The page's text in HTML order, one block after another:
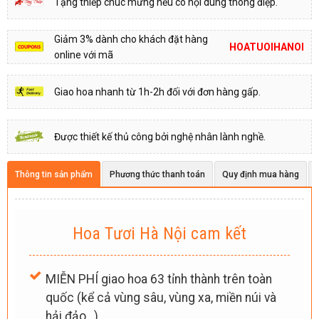
Giảm 3% dành cho khách đặt hàng
online với mã
HOATUOIHANOI
Giao hoa nhanh từ 1h-2h đối với đơn hàng gấp.
Được thiết kế thủ công bởi nghệ nhân lành nghề.
Thông tin sản phẩm Phương thức thanh toán Quy định mua hàng
Hoa Tươi Hà Nội cam kết
MIỄN PHÍ giao hoa 63 tỉnh thành trên toàn
quốc (kể cả vùng sâu, vùng xa, miền núi và
hải đảo…).